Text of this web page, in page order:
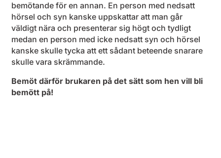
bemötande för en annan. En person med nedsatt
hörsel och syn kanske uppskattar att man går
väldigt nära och presenterar sig högt och tydligt
medan en person med icke nedsatt syn och hörsel
kanske skulle tycka att ett sådant beteende snarare
skulle vara skrämmande.
Bemöt därför brukaren på det sätt som hen vill bli
bemött på!